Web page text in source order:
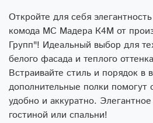
Откройте для себя
комода МС Мадера К4М от
Групп"! Идеальный выбор для
белого фасада и теплого
Встраивайте стиль и порядок в
дополнительные полки помогут
удобно и аккуратно.
гостиной или спальни!